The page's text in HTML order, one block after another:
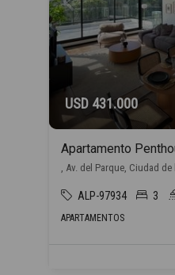
USD 431.000
ALP-97934 3
APARTAMENTOS